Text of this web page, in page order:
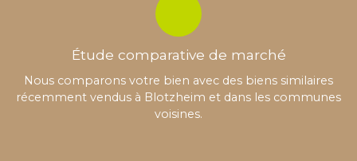
Étude comparative de marché
Nous comparons votre bien avec des biens similaires
récemment vendus à Blotzheim et dans les communes
voisines.